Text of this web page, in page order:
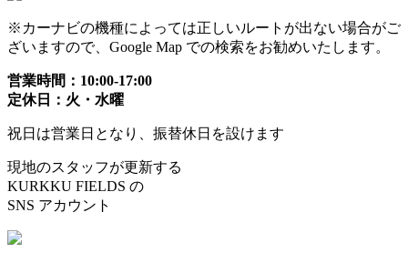
※カーナビの機種によっては正しいルートが出ない場合がご
ざいますので、Google Map での検索をお勧めいたします。
営業時間：10:00-17:00
定休日：火・水曜
祝日は営業日となり、振替休日を設けます
現地のスタッフが更新する
KURKKU FIELDS の
SNS アカウント